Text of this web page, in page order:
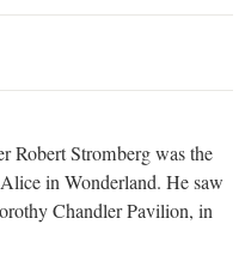
Robert Stromberg was the
in Wonderland. He saw
Chandler Pavilion, in